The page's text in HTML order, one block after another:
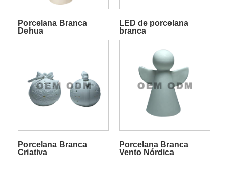
Porcelana Branca
Dehua
LED de porcelana
branca
Porcelana Branca
Criativa
Porcelana Branca
Vento Nórdica